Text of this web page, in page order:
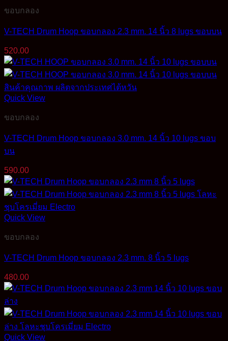
ขอบกลอง
V-TECH Drum Hoop ขอบกลอง 2.3 mm. 14 นิ้ว 8 lugs ขอบบน
520.00
Quick View
ขอบกลอง
V-TECH Drum Hoop ขอบกลอง 3.0 mm. 14 นิ้ว 10 lugs ขอบ
บน
590.00
Quick View
ขอบกลอง
V-TECH Drum Hoop ขอบกลอง 2.3 mm. 8 นิ้ว 5 lugs
480.00
Quick View